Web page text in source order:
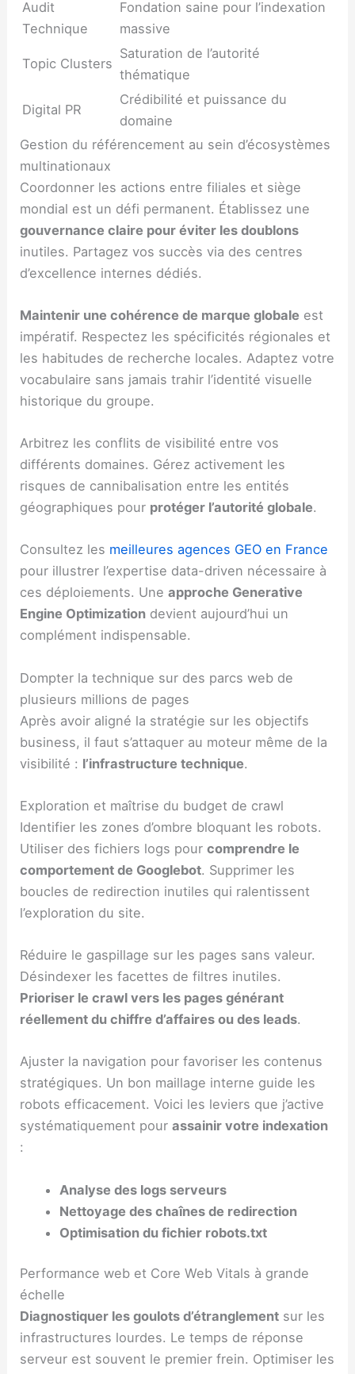
Audit
Technique
Fondation saine pour l’indexation
massive
Topic Clusters
Saturation de l’autorité
thématique
Digital PR
Crédibilité et puissance du
domaine
Gestion du référencement au sein d’écosystèmes
multinationaux
Coordonner les actions entre filiales et siège
mondial est un défi permanent. Établissez une
gouvernance claire pour éviter les doublons
inutiles. Partagez vos succès via des centres
d’excellence internes dédiés.
Maintenir une cohérence de marque globale est
impératif. Respectez les spécificités régionales et
les habitudes de recherche locales. Adaptez votre
vocabulaire sans jamais trahir l’identité visuelle
historique du groupe.
Arbitrez les conflits de visibilité entre vos
différents domaines. Gérez activement les
risques de cannibalisation entre les entités
géographiques pour protéger l’autorité globale.
Consultez les meilleures agences GEO en France
pour illustrer l’expertise data-driven nécessaire à
ces déploiements. Uneapproche Generative
Engine Optimization devient aujourd’hui un
complément indispensable.
Dompter la technique sur des parcs web de
plusieurs millions de pages
Après avoir aligné la stratégie sur les objectifs
business, il faut s’attaquer au moteur même de la
visibilité : l’infrastructure technique.
Exploration et maîtrise du budget de crawl
Identifier les zones d’ombre bloquant les robots.
Utiliser des fichiers logs pourcomprendre le
comportement de Googlebot. Supprimer les
boucles de redirection inutiles qui ralentissent
l’exploration du site.
Réduire le gaspillage sur les pages sans valeur.
Désindexer les facettes de filtres inutiles.
Prioriser le crawl vers les pages générant
réellement du chiffre d’affaires ou des leads.
Ajuster la navigation pour favoriser les contenus
stratégiques. Un bon maillage interne guide les
robots efficacement. Voici les leviers que j’active
systématiquement pourassainir votre indexation
:
Analyse des logs serveurs
Nettoyage des chaînes de redirection
Optimisation du fichier robots.txt
Performance web et Core Web Vitals à grande
échelle
Diagnostiquer les goulots d’étranglement sur les
infrastructures lourdes. Le temps de réponse
serveur est souvent le premier frein. Optimiser les